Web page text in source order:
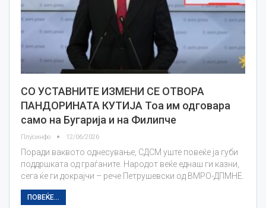
СО УСТАВНИТЕ ИЗМЕНИ СЕ ОТВОРА
ПАНДОРИНАТА КУТИЈА Тоа им одговара
само на Бугарија и на Филипче
Плусинфо 12/06/2026
Поради ваквото однесување, СДСМ уште повеќе ја губи
поддршката од граѓаните. Народот веќе еднаш ги казни,
сега ќе ги докрајчи – рече Петрушевски од ВМРО-ДПМНЕ.
ПОВЕЌЕ...